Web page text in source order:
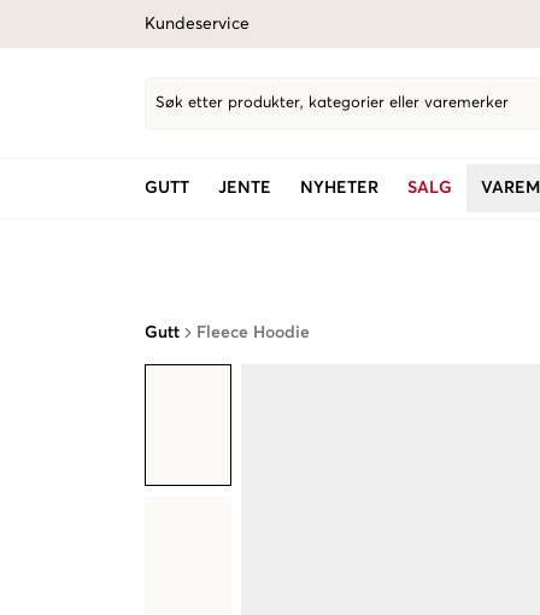
Kundeservice
Søk etter produkter, kategorier eller varemerker
GUTT JENTE NYHETER SALG
Gutt Fleece Hoodie